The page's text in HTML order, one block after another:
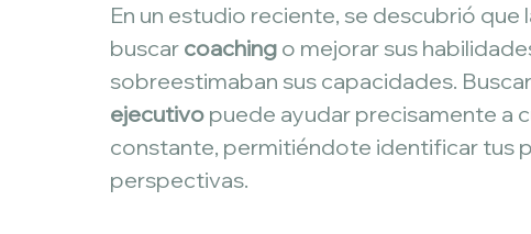
En un estudio reciente, se descubrió
buscar coaching o mejorar sus
sobreestimaban sus capacidades.
ejecutivo puede ayudar precisamente a
constante, permitiéndote identificar tus
perspectivas.